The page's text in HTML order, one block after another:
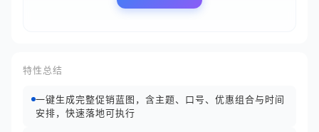
特性总结
一键生成完整促销蓝图，含主题、口号、优惠组合与时间
安排，快速落地可执行